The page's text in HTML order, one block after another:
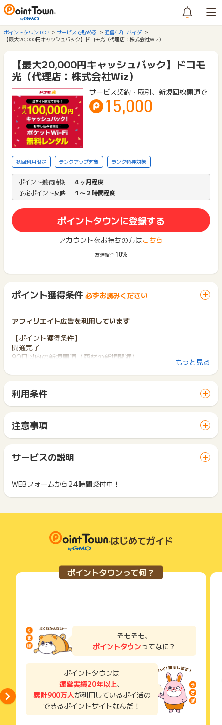
ポイントタウンTOP サービスで貯める
通信/プロバイダ
【最大20,000円キャッシュバック】ドコモ光（代理店：株式会社Wiz）
【最大20,000円キャッシュバック】ドコモ
光（代理店：株式会社Wiz）
サービス契約・取引、新規回線開通で
15,000
初回利用限定 ランクアップ対象 ランク特典対象
ポイント獲得時期
４ヶ月程度
予定ポイント反映
１〜２時間程度
ポイントタウンに登録する
アカウントをお持ちの方はこちら
友達紹介 10%
ポイント獲得条件 必ずお読みください
アフィリエイト広告を利用しています
【ポイント獲得条件】
開通完了
90日以内の新規開通（商材の新規開通）
【ポイント獲得対象外条件】
※ポイント獲得まで最大半年程度かかる場合があります。
※ポイントに関するお問い合わせは、
ポイントタウンのサポート
までお問い合わせください。ポイントについて、広告主に直接
お問い合わせをした場合、ポイント獲得対象外となる場合がご
もっと見る
利用条件
サイトに移動してからお申し込みやお買い物が完了するまでの
間に、同じブラウザ（※）で他のサイトに移動した場合はポイン
ト獲得ができません。
「 サイトへ行ってポイントGET 」ボタンを押した時とサービ
ス・お買い物利用時で、デバイス・ブラウザが異なる場合はポ
イント獲得ができません。
2回以上同じお買い物・サービスをご利用される場合は、毎回
ポイントタウンに戻り、「 サイトへ行ってポイントGET 」ボ
得無効」となる可能性があります。
・同一端末や同一世帯で、繰り返し利用不可のサービス・お買
い物を複数回ご利用された場合
て一度でも同サービス・お買い物を利用されたことがある場合
ご利用前には、Cookieの削除をおこなっていただくことを推奨
ださい。
各サービス・お買い物に掲載されている獲得条件を必ずよくお
読みください。
了などのメールは、ポイント獲得するまで必ず保管してくださ
獲得待ち・獲得失敗の状態でお問い合わせされる際に、該当の
メールを送っていただく場合がございます。
そのため、紛失・破棄された場合は対応いたしかねますので、
ご注意ください。
注意事項
一部のサービスにつきましては、1商品につき10円単位の金額
は切り捨てとなります。
ポイント獲得が1ポイント未満のものは切り捨てとなり、ポイ
ント履歴には記載されません。
につきましては、ポイントタウンのポイント獲得の対象には含
商品の交換や一部でもキャンセルされた場合、ポイントが無効
になる可能性もございます。
各サービス・お買い物の獲得ポイントや獲得条件、キャンペー
れた時点の条件が適用されます。
条件を達成しているかどうかは各広告主ではなく、代理店が行
り、急遽終了となる場合がございます。
広告に遷移しない場合は掲載が終了となっておりポイントが獲
得できませんので、ご注意くださいませ。
サービスの説明
WEBフォームから24時間受付中！
はじめてガイド
ポイントタウンって何？
そもそも、
ポイントタウンってなに？
ポイントタウンは
運営実績20年以上、
累計900万人が利用しているポイ活の
できるポイントサイトなんだ！